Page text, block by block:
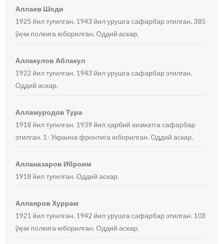
Аллаев Шоди
1925 йил туғилган. 1943 йил урушга сафарбар этилган. 385
ўқчи полкига юборилган. Оддий аскар.
Аллакулов Аблакул
1922 йил туғилган. 1943 йил урушга сафарбар этилган.
Оддий аскар.
Алламуродов Тура
1918 йил туғилган. 1939 йил ҳарбий хизматга сафарбар
этилган. 1- Украина фронтига юборилган. Оддий аскар.
Алланазаров Иброим
1918 йил туғилган. Оддий аскар.
Аллаяров Хуррам
1921 йил туғилган. 1942 йил урушга сафарбар этилган. 103
ўқчи полкига юборилган. Оддий аскар.